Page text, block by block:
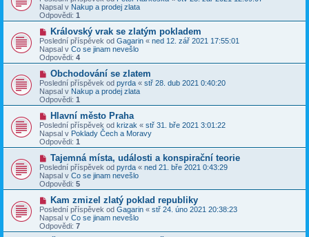
k
s
p
v
e
k
v
ý
p
s
p
ě
v
e
k
Napsal v Nakup a prodej zlata
Odpovědi: 1
N
o
v
ý
p
s
p
ě
v
e
k
Královský vrak se zlatým pokladem
Poslední příspěvek od Gagarin « ned 12. zář 2021 17:55:01
Napsal v Co se jinam nevešlo
Odpovědi: 4
N
o
v
ý
p
s
p
ě
v
k
Obchodování se zlatem
Poslední příspěvek od pyrda « stř 28. dub 2021 0:40:20
Napsal v Nakup a prodej zlata
Odpovědi: 1
N
o
v
ý
p
s
p
ě
v
e
k
Hlavní město Praha
Poslední příspěvek od krizak « stř 31. bře 2021 3:01:22
Napsal v Poklady Čech a Moravy
Odpovědi: 1
N
o
v
ý
p
s
p
ě
Tajemná místa, události a konspirační teorie
Poslední příspěvek od pyrda « ned 21. bře 2021 0:43:29
Napsal v Co se jinam nevešlo
Odpovědi: 5
N
o
v
ý
p
Kam zmizel zlatý poklad republiky
Poslední příspěvek od Gagarin « stř 24. úno 2021 20:38:23
Napsal v Co se jinam nevešlo
Odpovědi: 7